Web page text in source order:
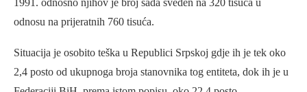
1991. odnosno njihov je broj sada sveden na 320 tisuća u
odnosu na prijeratnih 760 tisuća.
Situacija je osobito teška u Republici Srpskoj gdje ih je tek oko
2,4 posto od ukupnoga broja stanovnika tog entiteta, dok ih je u